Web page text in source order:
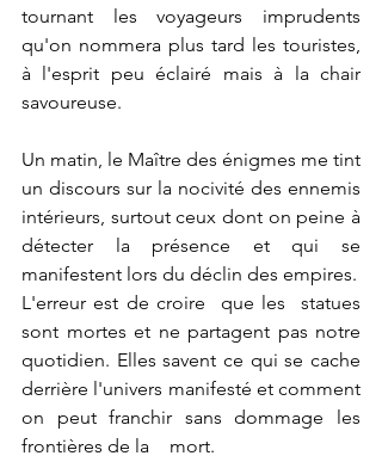
tournant les voyageurs imprudents
qu'on nommera plus tard les touristes,
à l'esprit peu éclairé mais à la chair
savoureuse.
Un matin, le Maître des énigmes me tint
un discours sur la nocivité des ennemis
intérieurs, surtout ceux dont on peine à
détecter la présence et qui se
manifestent lors du déclin des empires.
L'erreur est de croire  que les  statues
sont mortes et ne partagent pas notre
quotidien. Elles savent ce qui se cache
derrière l'univers manifesté et comment
on peut franchir sans dommage les
frontières de la	 mort.